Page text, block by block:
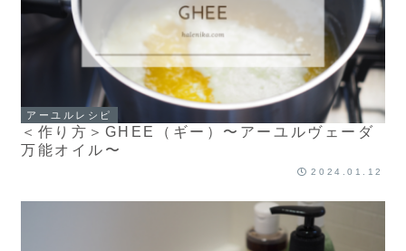
アーユルレシピ
＜作り方＞GHEE（ギー）〜アーユルヴェーダ
万能オイル〜
2024.01.12